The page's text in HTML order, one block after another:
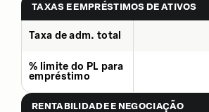
TAXAS E EMPRÉSTIMOS DE ATIVOS
Taxa de adm. total
% limite do PL para
empréstimo
RENTABILIDADE E NEGOCIAÇÃO